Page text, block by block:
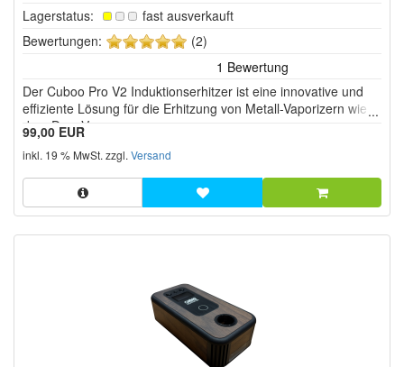
Lagerstatus:
fast ausverkauft
Bewertungen:
5
Sternen!
(2)
Der Cuboo Pro V2 Induktionserhitzer ist eine innovative und
effiziente Lösung für die Erhitzung von Metall-Vaporizern wie
dem DynaVap.
99,00 EUR
inkl. 19 % MwSt. zzgl. Versand